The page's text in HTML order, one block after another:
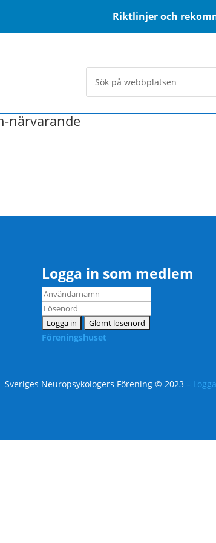
Riktlinjer och
närvarande
Logga in som medlem
Föreningshuset
Sveriges Neuropsykologers Förening © 2023 –